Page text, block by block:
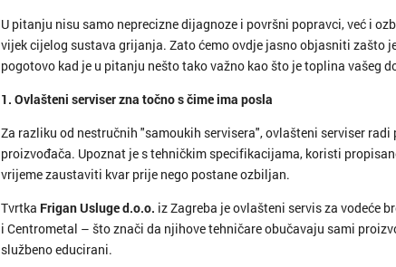
U pitanju nisu samo neprecizne dijagnoze i površni popravci, već i
vijek cijelog sustava grijanja. Zato ćemo ovdje jasno objasniti zašto
pogotovo kad je u pitanju nešto tako važno kao što je toplina vašeg
1. Ovlašteni serviser zna točno s čime ima posla
Za razliku od nestručnih "samoukih servisera", ovlašteni serviser
proizvođača. Upoznat je s tehničkim specifikacijama, koristi
vrijeme zaustaviti kvar prije nego postane ozbiljan.
Tvrtka Frigan Usluge d.o.o. iz Zagreba je ovlašteni servis za vodeće
i Centrometal – što znači da njihove tehničare obučavaju sami
službeno educirani.